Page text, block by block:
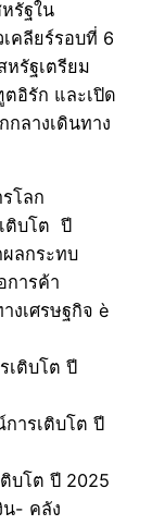
รัฐใน
คลียร์รอบที่ 6
หรัฐเตรียม
อิรัก และเปิด
ลางเดินทาง
โลก
ติบโต ปี
ผลกระทบ
การค้า
งเศรษฐกิจ è
เติบโต ปี
ารเติบโต ปี
บโต ปี 2025
น- คลัง